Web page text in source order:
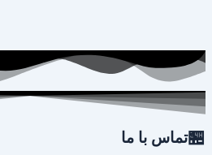
تماس با ما